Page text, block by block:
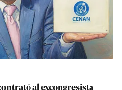
al excongresista